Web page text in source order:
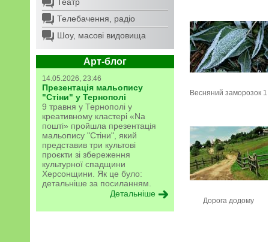
Телебачення, радіо
Шоу, масові видовища
Арт-блог
14.05.2026, 23:46
Презентація мальопису
"Стіни" у Тернополі
9 травня у Тернополі у
креативному кластері «Na
пошті» пройшла презентація
мальопису "Стіни", який
представив три культові
проєкти зі збереження
культурної спадщини
Херсонщини. Як це було:
детальніше за посиланням.
Детальніше
Весняний заморозок 1
Дорога додому